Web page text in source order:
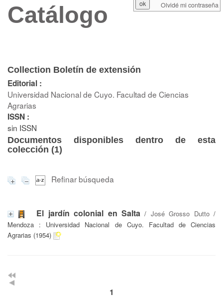
Catálogo
Collection Boletín de extensión
Editorial :
Universidad Nacional de Cuyo. Facultad de Ciencias
Agrarias
ISSN :
sin ISSN
Documentos disponibles dentro de esta
colección (1)
Refinar búsqueda
El jardín colonial en Salta / José Grosso Dutto/
Mendoza : Universidad Nacional de Cuyo. Facultad de Ciencias
Agrarias (1954)
1
Olvidé mi contraseña